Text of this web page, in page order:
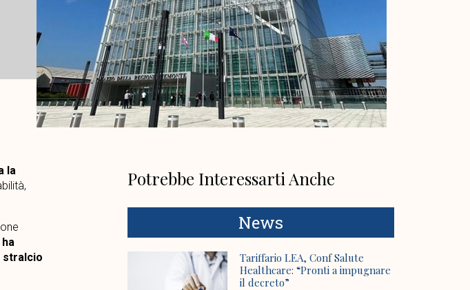
la
stralcio
Potrebbe Interessarti Anche
News
Tariffario LEA, Conf Salute
Healthcare: “Pronti a impugnare
il decreto”